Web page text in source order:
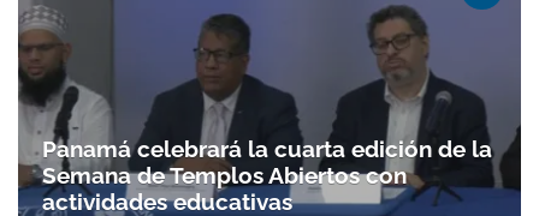
Panamá celebrará la cuarta edición de la
Semana de Templos Abiertos con
actividades educativas